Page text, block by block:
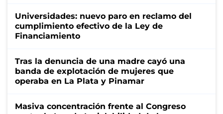
Universidades: nuevo paro en reclamo del
cumplimiento efectivo de la Ley de
Financiamiento
Tras la denuncia de una madre cayó una
banda de explotación de mujeres que
operaba en La Plata y Pinamar
Masiva concentración frente al Congreso